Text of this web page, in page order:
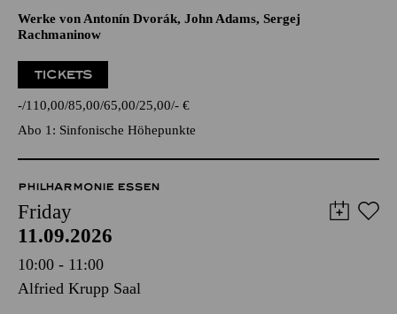
Werke von Antonín Dvorák, John Adams, Sergej
Rachmaninow
TICKETS
- 110,00 85,00 65,00 25,00 - €
Abo 1: Sinfonische Höhepunkte
PHILHARMONIE ESSEN
Friday
11.09.2026
10:00 - 11:00
Alfried Krupp Saal